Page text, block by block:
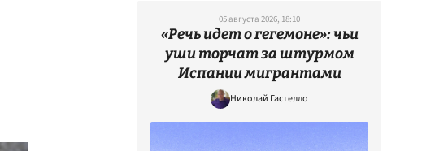
05 августа 2026, 18:10
«Речь идет о гегемоне»: чьи
уши торчат за штурмом
Испании мигрантами
Николай Гастелло